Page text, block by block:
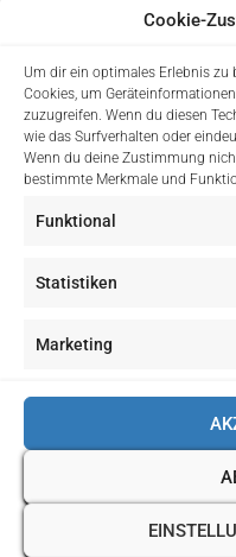
Cookie-
Um dir ein optimales Erlebnis zu
Cookies, um
zuzugreifen. Wenn du diesen
wie das Surfverhalten oder
Wenn du deine Zustimmung
bestimmte Merkmale und
Funktional
Statistiken
Marketing
Winter-Hüttengaudi
Liebe Skiclubber und
herzlich am Samstag,
Ermetheis zur Winter-
starten wir mit einer
Grillhütte zu unserem
Hestia |